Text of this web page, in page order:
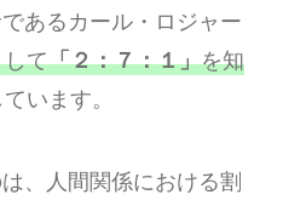
あるカール・ロジャー
して「２：７：１」を知
います。
、人間関係における割